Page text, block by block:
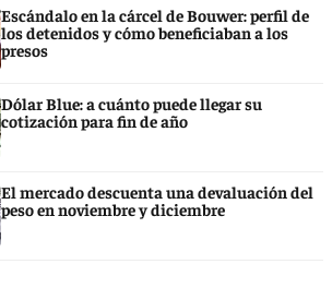
Escándalo en la cárcel de Bouwer: perfil de
los detenidos y cómo beneficiaban a los
presos
Dólar Blue: a cuánto puede llegar su
cotización para fin de año
El mercado descuenta una devaluación del
peso en noviembre y diciembre